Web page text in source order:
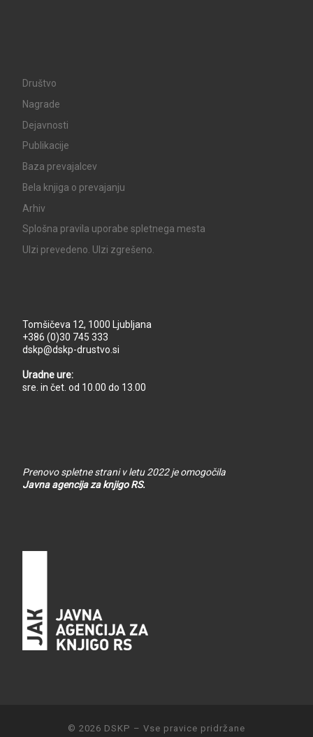
Društvo
Nagrade
Dejavnosti
Publikacije
Baza prevajalcev
Bela knjiga o prevajanju
Arhiv
Splošna pravila uporabe spletnega mesta
UIzi prevedeno. UIzi zgrešeno.
Tomšičeva 12, 1000 Ljubljana
+386 (0)30 745 333
dskp@dskp-drustvo.si
Uradne ure:
sre. in čet. od 10.00 do 13.00
Prenovo spletne strani v letu 2022 je omogočila
Javna agencija za knjigo RS.
© 2026 DSKP – Vse pravice pridržane